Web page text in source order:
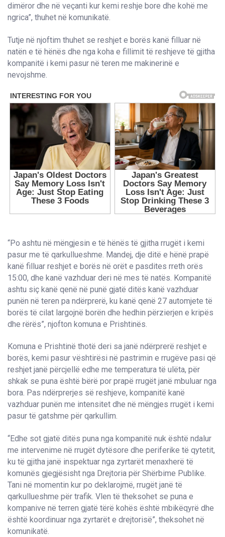
dimëror dhe në veçanti kur kemi reshje bore dhe kohë me
ngrica”, thuhet në komunikatë.
Tutje në njoftim thuhet se reshjet e borës kanë filluar në
natën e të hënës dhe nga koha e fillimit të reshjeve të gjitha
kompanitë i kemi pasur në teren me makinerinë e
nevojshme.
“Po ashtu në mëngjesin e të hënës të gjitha rrugët i kemi
pasur me të qarkullueshme. Mandej, dje ditë e hënë prapë
kanë filluar reshjet e borës në orët e pasdites rreth orës
15:00, dhe kanë vazhduar deri në mes të natës. Kompanitë
ashtu siç kanë qenë në punë gjatë ditës kanë vazhduar
punën në teren pa ndërprerë, ku kanë qenë 27 automjete të
borës të cilat largojnë borën dhe hedhin përzierjen e kripës
dhe rërës”, njofton komuna e Prishtinës.
Komuna e Prishtinë thotë deri sa janë ndërprerë reshjet e
borës, kemi pasur vështirësi në pastrimin e rrugëve pasi që
reshjet janë përcjellë edhe me temperatura të ulëta, për
shkak se puna është bërë por prapë rrugët janë mbuluar nga
bora. Pas ndërprerjes së reshjeve, kompanitë kanë
vazhduar punën me intensitet dhe në mëngjes rrugët i kemi
pasur të gatshme për qarkullim.
“Edhe sot gjatë ditës puna nga kompanitë nuk është ndalur
me intervenime në rrugët dytësore dhe periferike të qytetit,
ku të gjitha janë inspektuar nga zyrtarët menaxherë të
komunës gjegjësisht nga Drejtoria për Shërbime Publike.
Tani në momentin kur po deklarojmë, rrugët janë të
qarkullueshme për trafik. Vlen të theksohet se puna e
kompanive në terren gjatë tërë kohës është mbikëqyrë dhe
është koordinuar nga zyrtarët e drejtorisë”, theksohet në
komunikatë.